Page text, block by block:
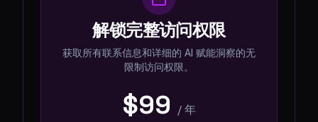
解锁完整访问权限
获取所有联系信息和详细的 AI 赋能洞察的无
限制访问权限。
$99 /年